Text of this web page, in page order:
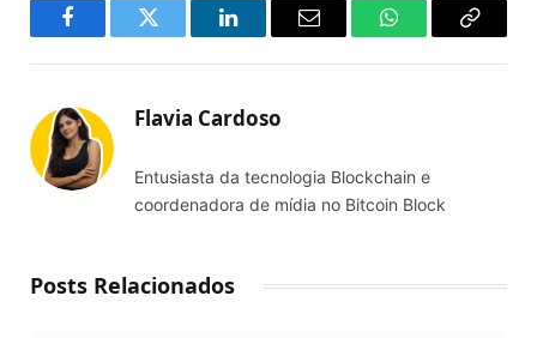
FacebookTwitter LinkedInEmail WhatsAppCopy
Flavia Cardoso
Entusiasta da tecnologia Blockchain e
coordenadora de mídia no Bitcoin Block
Posts Relacionados